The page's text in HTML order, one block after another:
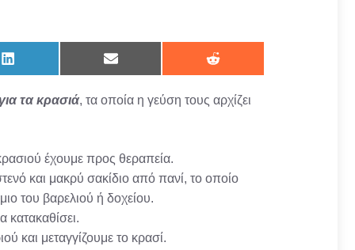
Share
on
Share
on
Share
on
τα κρασιά, τα οποία η γεύση τους αρχίζει
έχουμε προς θεραπεία.
και μακρύ σακίδιο από πανί, το οποίο
του βαρελιού ή δοχείου.
κατακαθίσει.
και μεταγγίζουμε το κρασί.